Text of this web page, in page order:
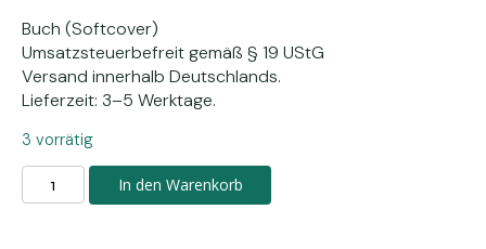
Buch (Softcover)
Umsatzsteuerbefreit gemäß § 19 UStG
Versand innerhalb Deutschlands.
Lieferzeit: 3–5 Werktage.
3 vorrätig
Darauf
war
In den Warenkorb